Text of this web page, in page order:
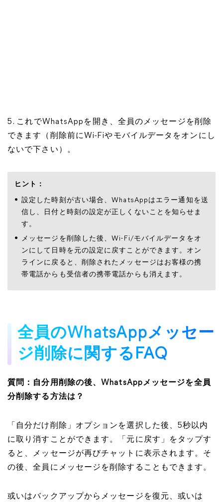
5. これでWhatsAppを開き、全員のメッセージを削除
できます（削除前にWi-Fiやモバイルデータをオンにし
ないで下さい）。
ヒント：
設定した時刻が古い場合、WhatsAppはエラー通知を送
信し、日付と時刻の設定が正しくないことを知らせま
す。
メッセージを削除した後、Wi-Fi/モバイルデータをオ
ンにして日時を元の設定に戻すことができます。オン
ラインに戻ると、削除されたメッセージはお客様の携
帯電話からも受信者の携帯電話からも消えます。
全員のWhatsAppメッセー
ジ削除に関するFAQ
質問：自分用削除の後、WhatsAppメッセージを全員
分削除する方法は？
「自分だけ削除」オプションを選択した後、5秒以内
に取り消すことができます。「元に戻す」をタップす
ると、メッセージが再びチャットに表示されます。そ
の後、全員にメッセージを削除することもできます。
或いはバックアップからメッセージを復元、或いは